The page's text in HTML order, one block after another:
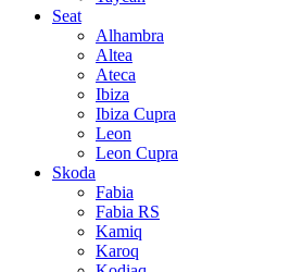
Seat
Alhambra
Altea
Ateca
Ibiza
Ibiza Cupra
Leon
Leon Cupra
Skoda
Fabia
Fabia RS
Kamiq
Karoq